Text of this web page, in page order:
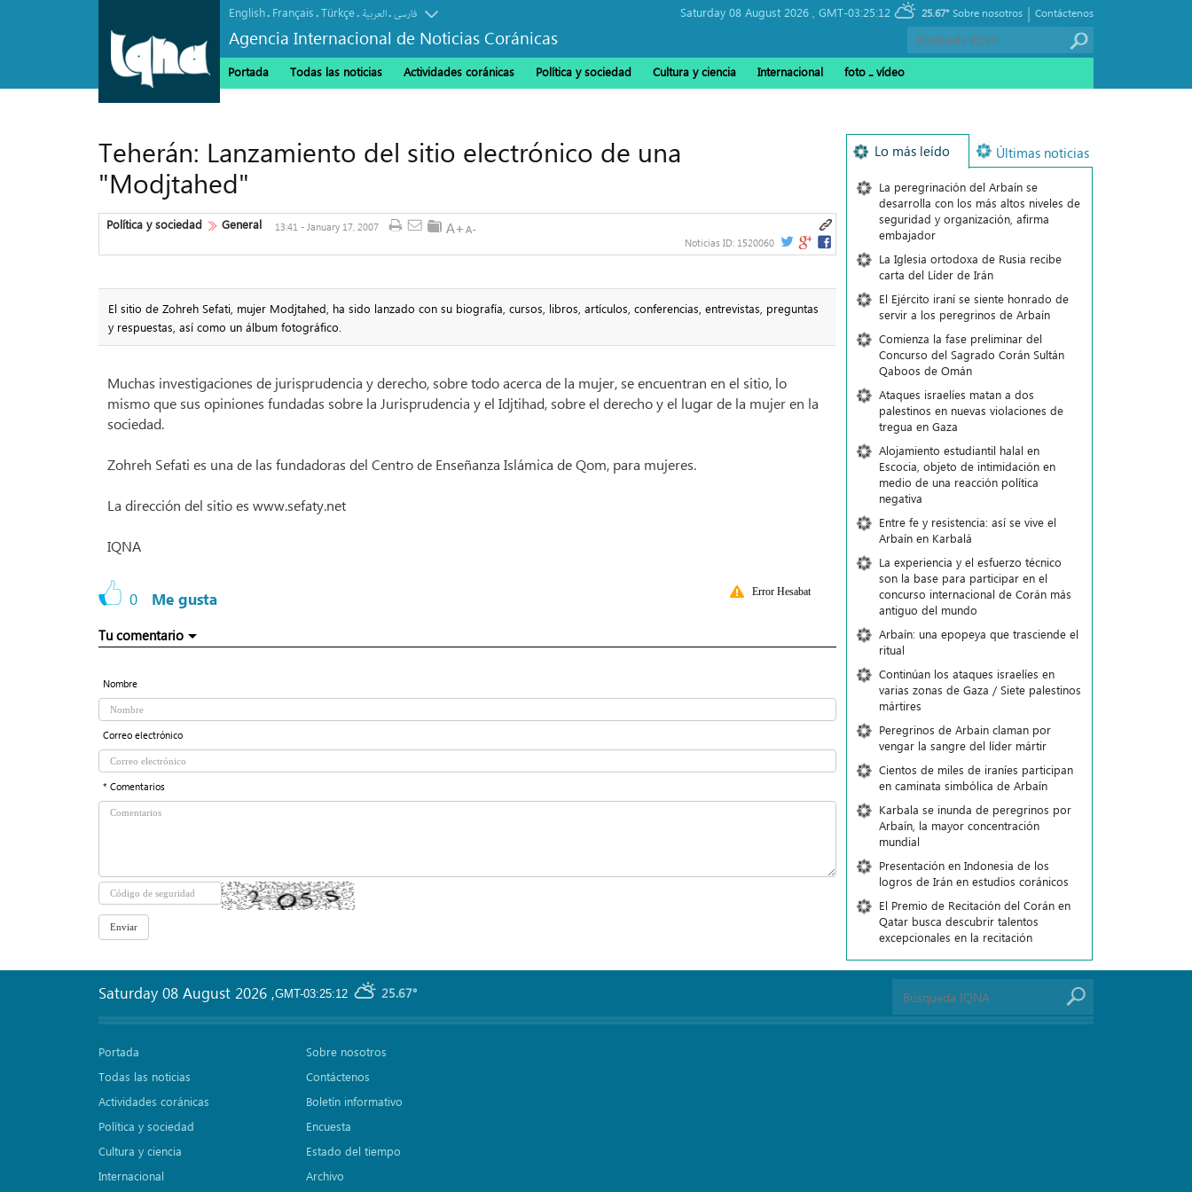
English. Français.Türkçe. العربیة.فارسی
Agencia Internacional de Noticias Coránicas
Saturday 08 August 2026 , GMT-03:25:12 25.67° Contáctenos
|
Sobre nosotros
Portada Todas las noticias Actividades coránicas Política y sociedad Cultura y ciencia Internacional foto ـ vídeo
Teherán: Lanzamiento del sitio electrónico de una
"Modjtahed"
Política y sociedad General
13:41 - January 17, 2007
Noticias ID: 1520060
El sitio de Zohreh Sefati, mujer Modjtahed, ha sido lanzado con su biografía, cursos, libros, artículos, conferencias, entrevistas, preguntas
y respuestas, así como un álbum fotográfico.
Muchas investigaciones de jurisprudencia y derecho, sobre todo acerca de la mujer, se encuentran en el sitio, lo
mismo que sus opiniones fundadas sobre la Jurisprudencia y el Idjtihad, sobre el derecho y el lugar de la mujer en la
sociedad.
Zohreh Sefati es una de las fundadoras del Centro de Enseñanza Islámica de Qom, para mujeres.
La dirección del sitio es www.sefaty.net
IQNA
0 Me gusta Error Hesabat
Tu comentario
Nombre
Correo electrónico
* Comentarios
Lo más leído Últimas noticias
La peregrinación del Arbaín se
desarrolla con los más altos niveles de
seguridad y organización, afirma
embajador
La Iglesia ortodoxa de Rusia recibe
carta del Líder de Irán
El Ejército iraní se siente honrado de
servir a los peregrinos de Arbaín
Comienza la fase preliminar del
Concurso del Sagrado Corán Sultán
Qaboos de Omán
Ataques israelíes matan a dos
palestinos en nuevas violaciones de
tregua en Gaza
Alojamiento estudiantil halal en
Escocia, objeto de intimidación en
medio de una reacción política
negativa
Entre fe y resistencia: así se vive el
Arbaín en Karbalá
La experiencia y el esfuerzo técnico
son la base para participar en el
concurso internacional de Corán más
antiguo del mundo
Arbaín: una epopeya que trasciende el
ritual
Continúan los ataques israelíes en
varias zonas de Gaza / Siete palestinos
mártires
Peregrinos de Arbain claman por
vengar la sangre del líder mártir
Cientos de miles de iraníes participan
en caminata simbólica de Arbaín
Karbala se inunda de peregrinos por
Arbaín, la mayor concentración
mundial
Presentación en Indonesia de los
logros de Irán en estudios coránicos
El Premio de Recitación del Corán en
Qatar busca descubrir talentos
excepcionales en la recitación
GMT-03:25:12 25.67°
Saturday 08 August 2026 ,
Portada
Todas las noticias
Actividades coránicas
Política y sociedad
Cultura y ciencia
Internacional
Sobre nosotros
Contáctenos
Boletín informativo
Encuesta
Estado del tiempo
Archivo